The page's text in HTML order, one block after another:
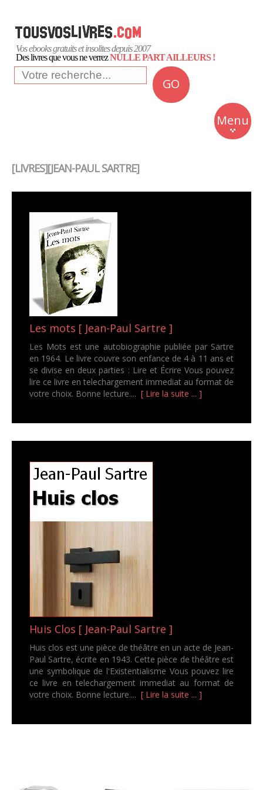
Vos ebooks gratuits et insolites depuis 2007
Des livres que vous ne verrezNULLE PART AILLEURS !
GO
Menu
Insolite
Business
[LIVRES][JEAN-PAUL SARTRE]
Les mots [ Jean-Paul Sartre ]
Les Mots est une autobiographie publiée par Sartre
en 1964. Le livre couvre son enfance de 4 à 11 ans et
se divise en deux parties : Lire et Écrire Vous pouvez
lire ce livre en telechargement immediat au format de
votre choix. Bonne lecture.... [ Lire la suite ... ]
Huis Clos [ Jean-Paul Sartre ]
Huis clos est une pièce de théâtre en un acte de Jean-
Paul Sartre, écrite en 1943. Cette pièce de théâtre est
une symbolique de l'Existentialisme Vous pouvez lire
ce livre en telechargement immediat au format de
votre choix. Bonne lecture.... [ Lire la suite ... ]